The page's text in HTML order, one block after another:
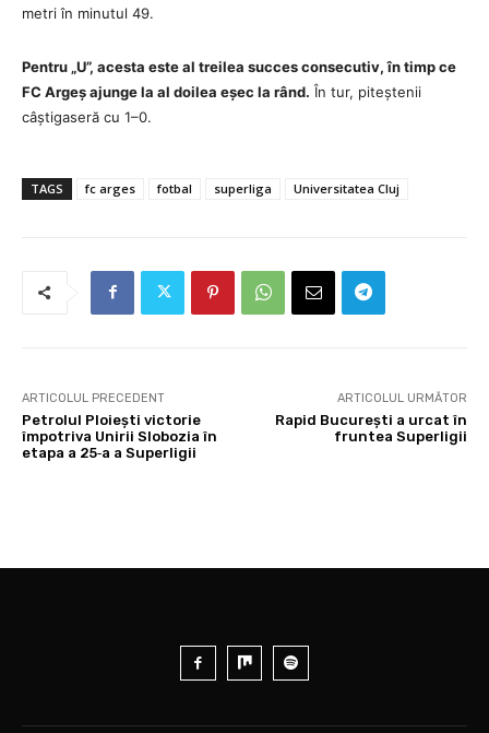
metri în minutul 49.
Pentru „U”, acesta este al treilea succes consecutiv, în timp ce
FC Argeș ajunge la al doilea eșec la rând. În tur, piteștenii
câștigaseră cu 1–0.
TAGS fc arges fotbal superliga Universitatea Cluj
ARTICOLUL PRECEDENT
Petrolul Ploiești victorie
împotriva Unirii Slobozia în
etapa a 25‑a a Superligii
ARTICOLUL URMĂTOR
Rapid București a urcat în
fruntea Superligii